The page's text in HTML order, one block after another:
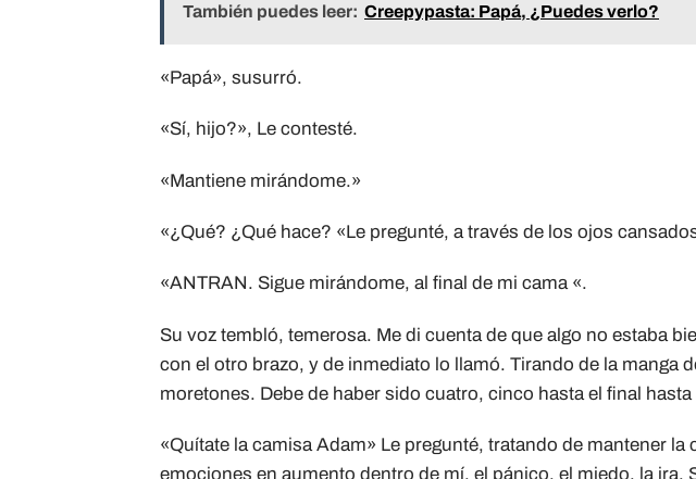
También puedes leer: Creepypasta: Papá, ¿Puedes verlo?
«Papá», susurró.
«Sí, hijo?», Le contesté.
«Mantiene mirándome.»
«¿Qué? ¿Qué hace? «Le pregunté, a través de los ojos
«ANTRAN. Sigue mirándome, al final de mi cama «.
Su voz tembló, temerosa. Me di cuenta de que algo no estaba
con el otro brazo, y de inmediato lo llamó. Tirando de la manga
moretones. Debe de haber sido cuatro, cinco hasta el final
«Quítate la camisa Adam» Le pregunté, tratando de mantener
emociones en aumento dentro de mí, el pánico, el miedo, la ira.